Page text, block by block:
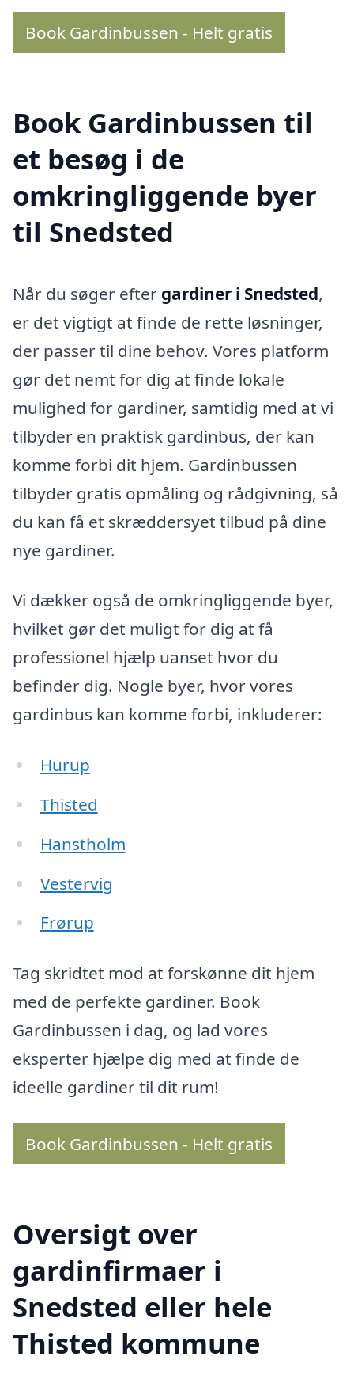
Book Gardinbussen - Helt gratis
Book Gardinbussen til
et besøg i de
omkringliggende byer
til Snedsted
Når du søger efter gardiner i Snedsted,
er det vigtigt at finde de rette løsninger,
der passer til dine behov. Vores platform
gør det nemt for dig at finde lokale
mulighed for gardiner, samtidig med at vi
tilbyder en praktisk gardinbus, der kan
komme forbi dit hjem. Gardinbussen
tilbyder gratis opmåling og rådgivning, så
du kan få et skræddersyet tilbud på dine
nye gardiner.
Vi dækker også de omkringliggende byer,
hvilket gør det muligt for dig at få
professionel hjælp uanset hvor du
befinder dig. Nogle byer, hvor vores
gardinbus kan komme forbi, inkluderer:
Hurup
Thisted
Hanstholm
Vestervig
Frørup
Tag skridtet mod at forskønne dit hjem
med de perfekte gardiner. Book
Gardinbussen i dag, og lad vores
eksperter hjælpe dig med at finde de
ideelle gardiner til dit rum!
Book Gardinbussen - Helt gratis
Oversigt over
gardinfirmaer i
Snedsted eller hele
Thisted kommune